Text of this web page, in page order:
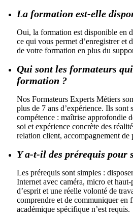
La formation est-elle
Oui, la formation est disponible en
ce qui vous permet d’enregistrer et
de votre formation en plus du
Qui sont les formateurs
formation ?
Nos Formateurs Experts Métiers
plus de 7 ans d’expérience. Ils
compétence : maîtrise approfondie
soi et expérience concrète des
relation client, accompagnement de
Y a-t-il des prérequis pour
Les prérequis sont simples :
Internet avec caméra, micro et
d’esprit et une réelle volonté de
comprendre et de communiquer en
académique spécifique n’est requis.